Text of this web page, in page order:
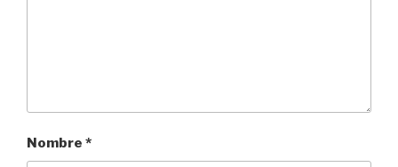
Nombre *